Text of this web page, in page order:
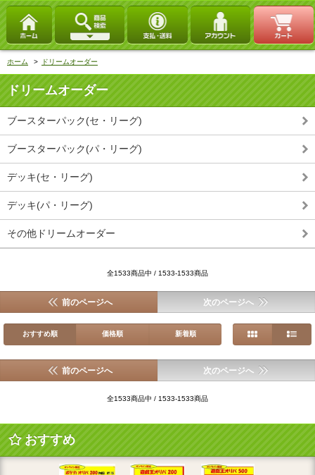
ホーム > ドリームオーダー
ドリームオーダー
ブースターパック(セ・リーグ)
ブースターパック(パ・リーグ)
デッキ(セ・リーグ)
デッキ(パ・リーグ)
その他ドリームオーダー
全1533商品中 / 1533-1533商品
前のページへ 次のページへ
おすすめ順 価格順 新着順
前のページへ 次のページへ
全1533商品中 / 1533-1533商品
おすすめ